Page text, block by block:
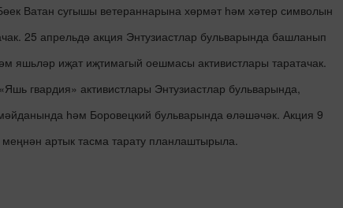
Ватан сугышы ветераннарына хөрмәт һәм хәтер символын
25 апрельдә акция Энтузиастлар бульварында башланып
иҗат иҗтимагый оешмасы активистлары таратачак.
гвардия» активистлары Энтузиастлар бульварында,
һәм Боровецкий бульварында өләшәчәк. Акция 9
артык тасма тарату планлаштырыла.